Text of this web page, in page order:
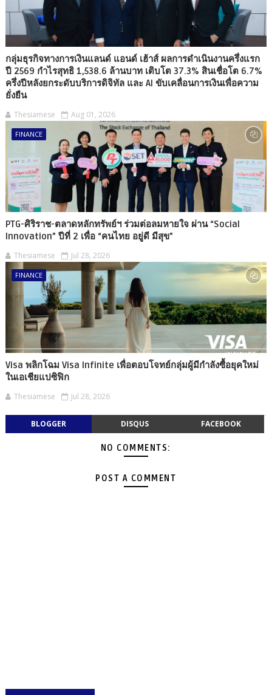
กลุ่มธุรกิจทางการเงินแลนด์ แอนด์ เฮ้าส์ ผลการดำเนินงานครึ่งแรก
ปี 2569 กำไรสุทธิ 1,538.6 ล้านบาท เติบโต 37.3% สินเชื่อโต 6.7%
ครึ่งปีหลังยกระดับบริการดิจิทัล และ AI ขับเคลื่อนการเงินเพื่อความ
ยั่งยืน
Thesiamese Aug 01, 2026
FINANCE
PTG-ศิริราช-ตลาดหลักทรัพย์ฯ ร่วมต่อลมหายใจ ผ่าน “Social
Innovation” ปีที่ 2 เพื่อ “คนไทย อยู่ดี มีสุข”
Thesiamese Jul 28, 2026
FINANCE
Visa พลิกโฉม Visa Infinite เพื่อตอบโจทย์กลุ่มผู้มีกำลังซื้อยุคใหม่
ในเอเชียแปซิฟิก
Thesiamese Jul 28, 2026
BLOGGER DISQUS FACEBOOK
NO COMMENTS:
POST A COMMENT